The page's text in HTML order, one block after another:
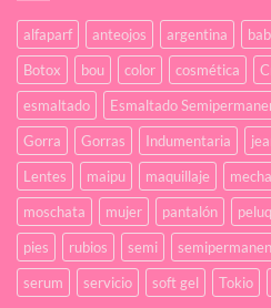
alfaparf anteojos argentina
Botox
bou color cosmética
esmaltado
Esmaltado
Gorra
Gorras Indumentaria
Lentes
maipu maquillaje
moschata
mujer pantalón
pies
rubios semi
serum
servicio soft gel Tokio